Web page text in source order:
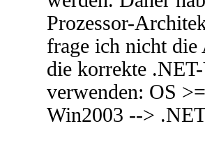
Prozessor-
frage ich nicht die
die korrekte
verwenden: OS
Win2003 -->